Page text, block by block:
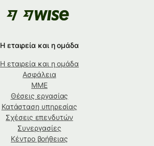
Η εταιρεία και η ομάδα
Η εταιρεία και η ομάδα
Ασφάλεια
ΜΜΕ
Θέσεις εργασίας
Κατάσταση υπηρεσίας
Σχέσεις επενδυτών
Συνεργασίες
Κέντρο βοήθειας